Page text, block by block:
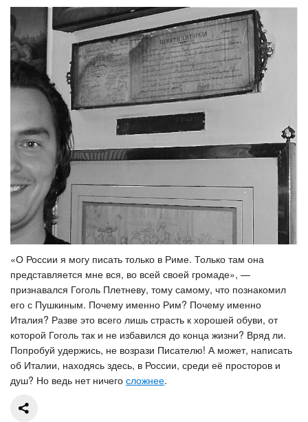
«О России я могу писать только в Риме. Только там она
представляется мне вся, во всей своей громаде», —
признавался Гоголь Плетневу, тому самому, что познакомил
его с Пушкиным. Почему именно Рим? Почему именно
Италия? Разве это всего лишь страсть к хорошей обуви, от
которой Гоголь так и не избавился до конца жизни? Вряд ли.
Попробуй удержись, не возрази Писателю! А может, написать
об Италии, находясь здесь, в России, среди её просторов и
душ? Но ведь нет ничего сложнее.